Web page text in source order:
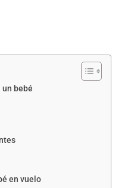
bebé
en vuelo